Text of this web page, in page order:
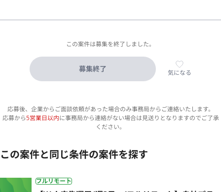
この案件は募集を終了しました。
募集終了 気になる
応募後、企業からご面談依頼があった場合のみ事務局からご連絡いたします。
応募から5営業日以内に事務局から連絡がない場合は見送りとなりますのでご了承
ください。
この案件と同じ条件の案件を探す
フルリモート